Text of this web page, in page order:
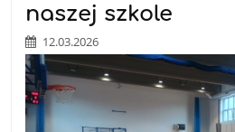
naszej szkole
12.03.2026